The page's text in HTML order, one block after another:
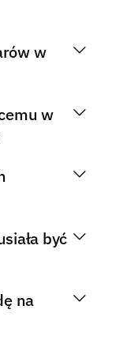
w
w
być
na